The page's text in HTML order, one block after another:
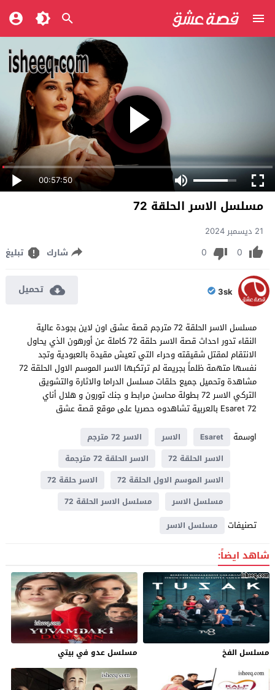
00:57:50
مسلسل الاسر الحلقة 72
21 ديسمبر 2024
0
0 شارك تبليغ
3sk تحميل
مسلسل الاسر الحلقة 72 مترجم قصة عشق اون لاين بجودة عالية
النقاء تدور احداث قصة الاسر حلقة 72 كاملة عن أورهون الذي يحاول
الانتقام لمقتل شقيقته وحراء التي تعيش مقيدة بالعبودية وتجد
نفسها متهمة ظلماً بجريمة لم ترتكبها الاسر الموسم الاول الحلقة 72
مشاهدة وتحميل جميع حلقات مسلسل الدراما والاثارة والتشويق
التركي الاسر 72 بطولة محاسن مرابط و جنك تورون و هلال أناي
Esaret 72 بالعربية تشاهدوه حصريا على موقع قصة عشق
اوسمة
Esaret الاسر
الاسر 72 مترجم
الاسر الحلقة 72
الاسر الحلقة 72 مترجمة
الاسر الموسم الاول الحلقة 72
الاسر حلقة 72
مسلسل الاسر
مسلسل الاسر الحلقة 72
تصنيفات مسلسل الاسر
شاهد ايضاً:
مسلسل الفخ مسلسل عدو في بيتي